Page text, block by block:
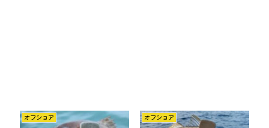
オフショア オフショア